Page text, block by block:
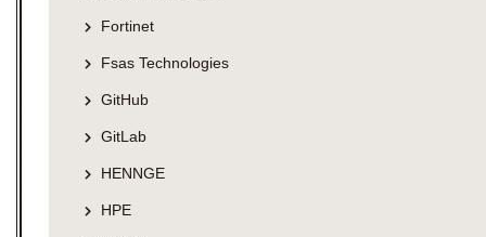
Fortinet
Fsas Technologies
GitHub
GitLab
HENNGE
HPE